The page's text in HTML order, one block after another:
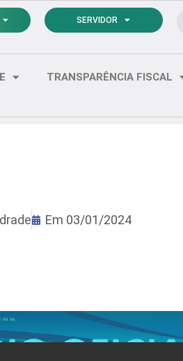
SERVIDOR
TRANSPARÊNCIA FISCAL
Em 03/01/2024